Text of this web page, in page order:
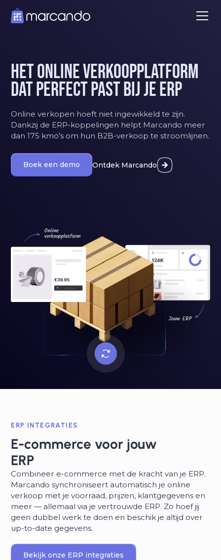
Het online verkoopplatform
dat perfect past bij je ERP
Online verkopen hoeft niet ingewikkeld te zijn.
Dankzij de ERP-koppelingen helpt Marcando meer
dan 175 kmo’s om hun B2B-verkoop te stroomlijnen.
Boek een demo Ontdek Marcando
ERP INTEGRATIES
E-commerce voor jouw
ERP
Combineer e-commerce met de kracht van je ERP.
Marcando synchroniseert automatisch je online
verkoop met je voorraad, prijzen, klantgegevens en
meer — allemaal via je vertrouwde ERP. Zo hoef jij
geen dubbel werk te doen en beschik je altijd over
up-to-date gegevens.
Bekijk onze ERP integraties